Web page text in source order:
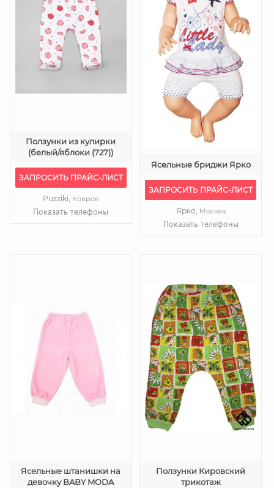
Ползунки из кулирки
(белый/яблоки (727))
ЗАПРОСИТЬ ПРАЙС-ЛИСТ
Puzziki, Ковров
Показать телефоны
Ясельные бриджи Ярко
ЗАПРОСИТЬ ПРАЙС-ЛИСТ
Ярко, Москва
Показать телефоны
Ясельные штанишки на
девочку BABY MODA
Ползунки Кировский
трикотаж